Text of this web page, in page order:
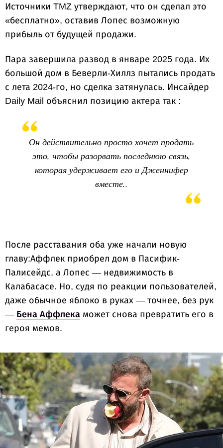
Источники TMZ утверждают, что он сделал это
«бесплатно», оставив Лопес возможную
прибыль от будущей продажи.
Пара завершила развод в январе 2025 года. Их
большой дом в Беверли-Хиллз пытались продать
с лета 2024-го, но сделка затянулась. Инсайдер
Daily Mail объяснил позицию актера так :
Он действительно просто хочет продать
это, чтобы разорвать последнюю связь,
которая удерживает его и Дженнифер
вместе..
После расставания оба уже начали новую
главу:Аффлек приобрел дом в Пасифик-
Палисейдс, а Лопес — недвижимость в
Калабасасе. Но, судя по реакции пользователей,
даже обычное яблоко в руках — точнее, без рук
— Бена Аффлека может снова превратить его в
героя мемов.